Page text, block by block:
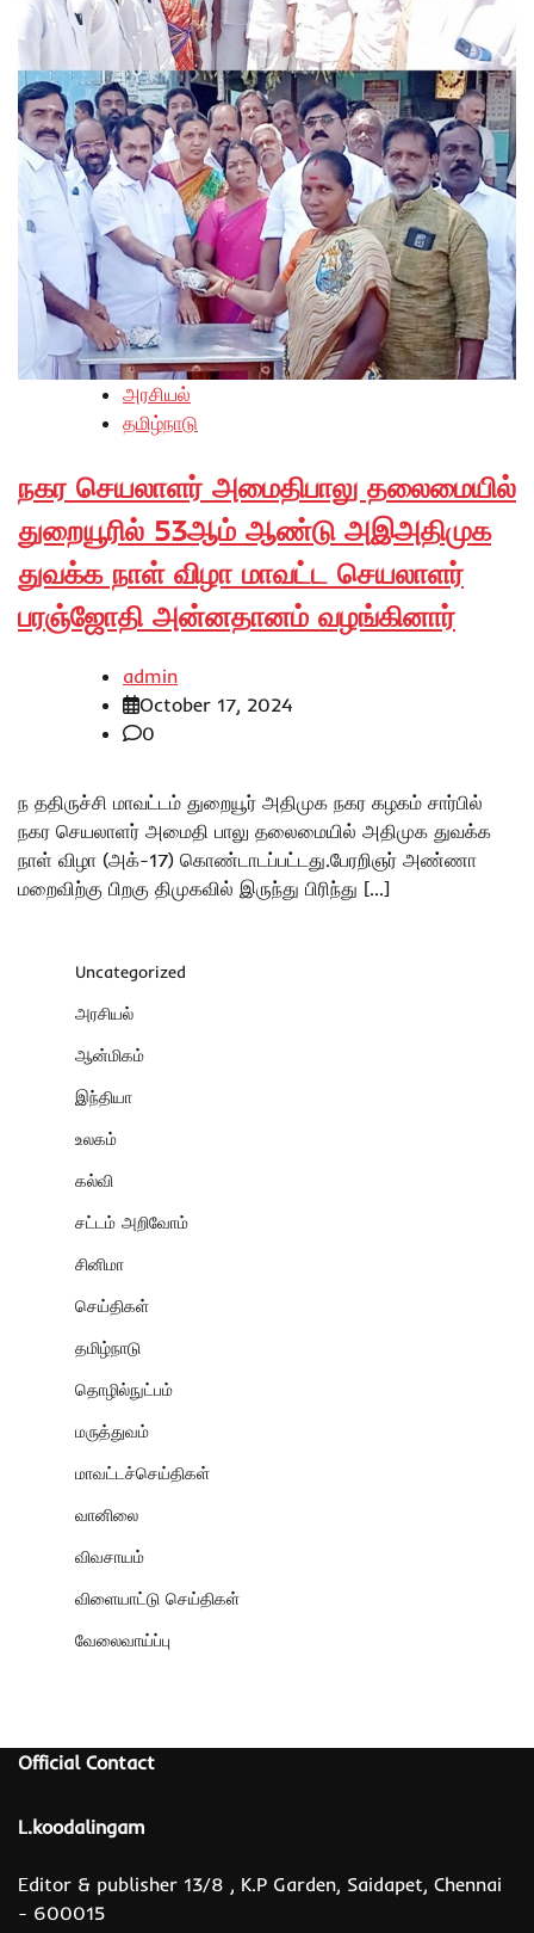
அரசியல்
தமிழ்நாடு
நகர செயலாளர் அமைதிபாலு தலைமையில்
துறையூரில் 53ஆம் ஆண்டு அஇஅதிமுக
துவக்க நாள் விழா மாவட்ட செயலாளர்
பரஞ்ஜோதி அன்னதானம் வழங்கினார்
admin
October 17, 2024
0
ந ததிருச்சி மாவட்டம் துறையூர் அதிமுக நகர கழகம் சார்பில்
நகர செயலாளர் அமைதி பாலு தலைமையில் அதிமுக துவக்க
நாள் விழா (அக்-17) கொண்டாடப்பட்டது.பேரறிஞர் அண்ணா
மறைவிற்கு பிறகு திமுகவில் இருந்து பிரிந்து […]
Uncategorized
அரசியல்
ஆன்மிகம்
இந்தியா
உலகம்
கல்வி
சட்டம் அறிவோம்
சினிமா
செய்திகள்
தமிழ்நாடு
தொழில்நுட்பம்
மருத்துவம்
மாவட்டச்செய்திகள்
வானிலை
விவசாயம்
விளையாட்டு செய்திகள்
வேலைவாய்ப்பு
Official Contact
L.koodalingam
Editor & publisher 13/8 , K.P Garden, Saidapet, Chennai
- 600015